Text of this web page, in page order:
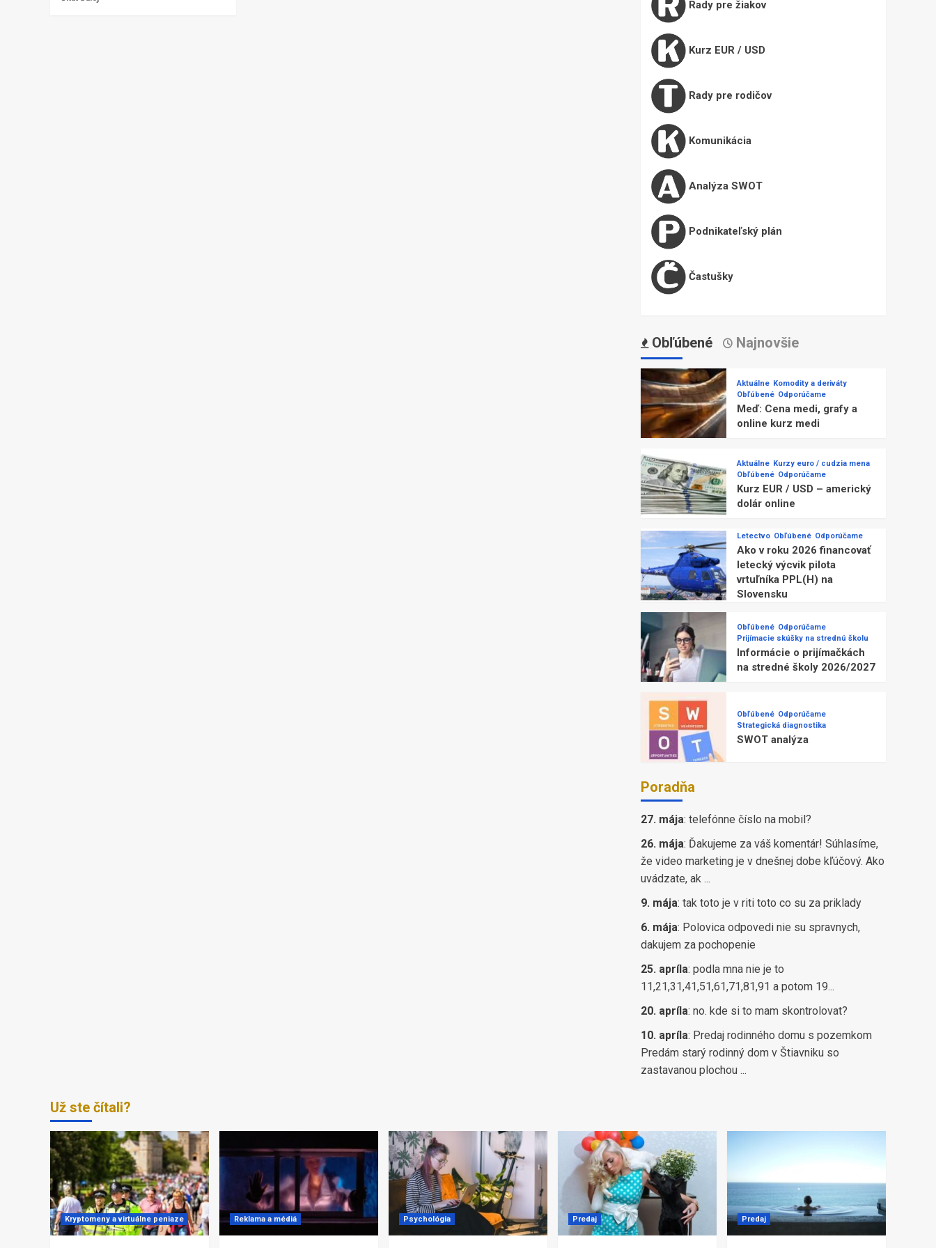
Rady pre žiakov
Kurz EUR / USD
Rady pre rodičov
Komunikácia
Analýza SWOT
Podnikateľský plán
Častušky
Obľúbené Najnovšie
Aktuálne Komodity a deriváty
Obľúbené Odporúčame
Meď: Cena medi, grafy a
online kurz medi
Aktuálne Kurzy euro / cudzia mena
Obľúbené Odporúčame
Kurz EUR / USD – americký
dolár online
Letectvo Obľúbené Odporúčame
Ako v roku 2026 financovať
letecký výcvik pilota
vrtuľníka PPL(H) na
Slovensku
Obľúbené Odporúčame
Prijímacie skúšky na strednú školu
Informácie o prijímačkách
na stredné školy 2026/2027
Obľúbené Odporúčame
Strategická diagnostika
SWOT analýza
Poradňa
27. mája: telefónne číslo na mobil?
26. mája: Ďakujeme za váš komentár! Súhlasíme,
že video marketing je v dnešnej dobe kľúčový. Ako
uvádzate, ak ...
9. mája: tak toto je v riti toto co su za priklady
6. mája: Polovica odpovedi nie su spravnych,
dakujem za pochopenie
25. apríla: podla mna nie je to
11,21,31,41,51,61,71,81,91 a potom 19...
20. apríla: no. kde si to mam skontrolovat?
10. apríla: Predaj rodinného domu s pozemkom
Predám starý rodinný dom v Štiavniku so
zastavanou plochou ...
Už ste čítali?
Kryptomeny a virtuálne peniaze Reklama a médiá Psychológia Predaj Predaj